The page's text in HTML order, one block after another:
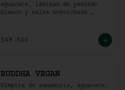
aguacate, láminas de pescado
blanco y salsa acevichada
$48.500
BUDDHA VEGAN
Kimpira de zanahoria, aguacate,